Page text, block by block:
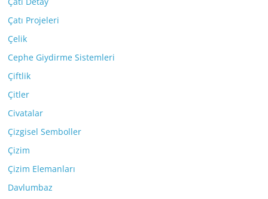
Çatı Projeleri
Çelik
Cephe Giydirme Sistemleri
Çiftlik
Çitler
Civatalar
Çizgisel Semboller
Çizim
Çizim Elemanları
Davlumbaz